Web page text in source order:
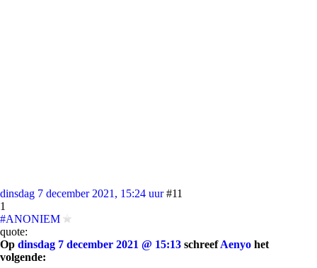
dinsdag 7 december 2021, 15:24 uur #11
1
#ANONIEM
quote:
Op dinsdag 7 december 2021 @ 15:13 schreefAenyo het
volgende: